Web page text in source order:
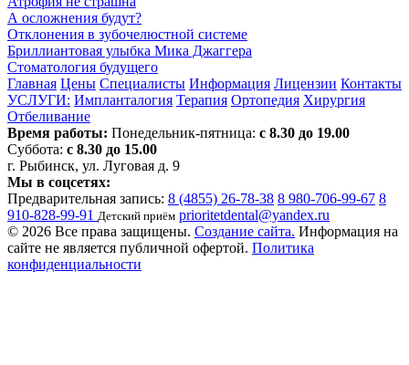
А осложнения будут?
Отклонения в зубочелюстной системе
Бриллиантовая улыбка Мика Джаггера
Стоматология будущего
Главная Цены Специалисты Информация Лицензии Контакты
УСЛУГИ: Импланталогия Терапия Ортопедия Хирургия
Отбеливание
Время работы: Понедельник-пятница: с 8.30 до 19.00
Суббота: с 8.30 до 15.00
г. Рыбинск, ул. Луговая д. 9
Мы в соцсетях:
Предварительная запись: 8 (4855) 26-78-38 8 980-706-99-67 8
910-828-99-91 Детский приём prioritetdental@yandex.ru
© 2026 Все права защищены. Создание сайта. Информация на
сайте не является публичной офертой. Политика
конфиденциальности